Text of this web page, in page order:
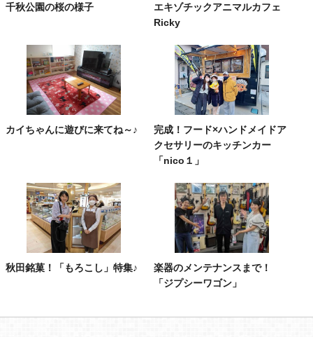
千秋公園の桜の様子
エキゾチックアニマルカフェ
Ricky
カイちゃんに遊びに来てね～♪
完成！フード×ハンドメイドア
クセサリーのキッチンカー
「nico１」
秋田銘菓！「もろこし」特集♪
楽器のメンテナンスまで！
「ジプシーワゴン」